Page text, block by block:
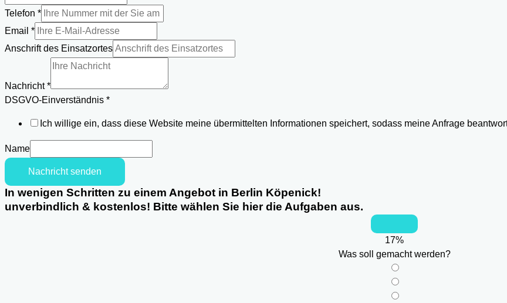
Telefon *
Email *
Anschrift des Einsatzortes
Einsatzortes
Telefon
Nachricht*
DSGVO-Einverständnis *
Ich willige ein, dass diese Website meine übermittelten Informationen speichert, sodass meine Anfrage
Name
Nachricht senden
In wenigen Schritten zu einem Angebot in Berlin Köpenick!
unverbindlich & kostenlos! Bitte wählen Sie hier die Aufgaben aus.
17%
Was soll gemacht werden?